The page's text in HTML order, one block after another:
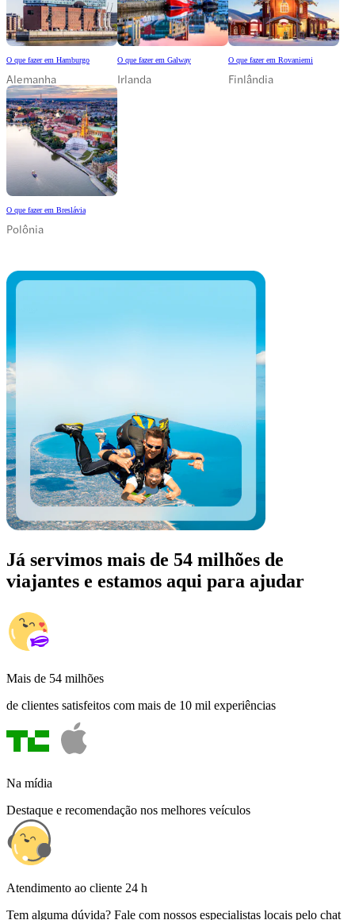
O que fazer em Hamburgo
Alemanha
O que fazer em Galway
Irlanda
O que fazer em Rovaniemi
Finlândia
O que fazer em Breslávia
Polônia
Já servimos mais de 54 milhões de
viajantes e estamos aqui para ajudar
Mais de 54 milhões
de clientes satisfeitos com mais de 10 mil experiências
Na mídia
Destaque e recomendação nos melhores veículos
Atendimento ao cliente 24 h
Tem alguma dúvida? Fale com nossos especialistas locais pelo chat